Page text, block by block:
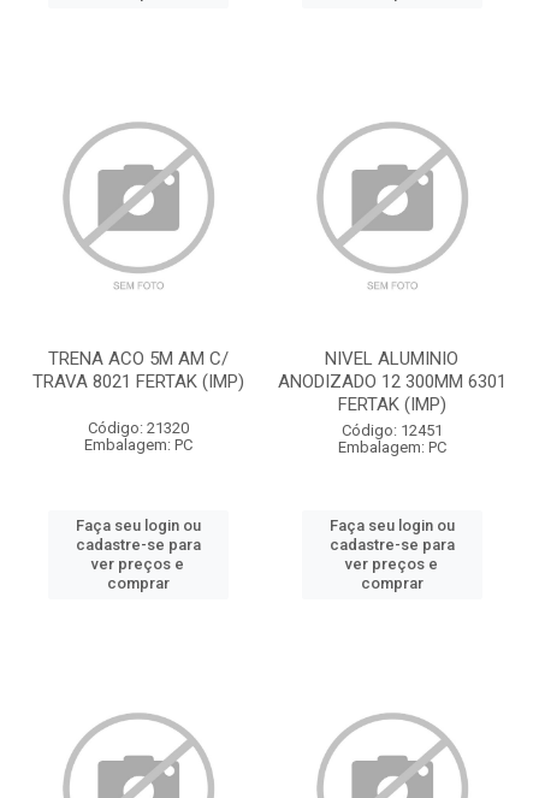
TRENA ACO 5M AM C/
TRAVA 8021 FERTAK (IMP)
Código: 21320
Embalagem: PC
Faça seu login ou
cadastre-se para
ver preços e
comprar
NIVEL ALUMINIO
ANODIZADO 12 300MM 6301
FERTAK (IMP)
Código: 12451
Embalagem: PC
Faça seu login ou
cadastre-se para
ver preços e
comprar